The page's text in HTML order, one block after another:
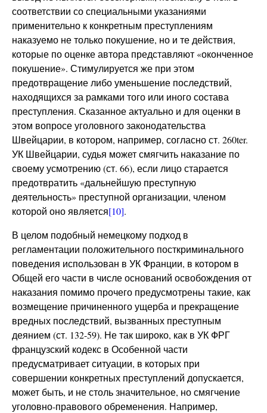
соответствии со специальными указаниями
применительно к конкретным преступлениям
наказуемо не только покушение, но и те действия,
которые по оценке автора представляют «оконченное
покушение». Стимулируется же при этом
предотвращение либо уменьшение последствий,
находящихся за рамками того или иного состава
преступления. Сказанное актуально и для оценки в
этом вопросе уголовного законодательства
Швейцарии, в котором, например, согласно ст. 260ter.
УК Швейцарии, судья может смягчить наказание по
своему усмотрению (ст. 66), если лицо старается
предотвратить «дальнейшую преступную
деятельность» преступной организации, членом
которой оно является[10].
В целом подобный немецкому подход в
регламентации положительного посткриминального
поведения использован в УК Франции, в котором в
Общей его части в числе оснований освобождения от
наказания помимо прочего предусмотрены такие, как
возмещение причиненного ущерба и прекращение
вредных последствий, вызванных преступным
деянием (ст. 132-59). Не так широко, как в УК ФРГ
французский кодекс в Особенной части
предусматривает ситуации, в которых при
совершении конкретных преступлений допускается,
может быть, и не столь значительное, но смягчение
уголовно-правового обременения. Например,